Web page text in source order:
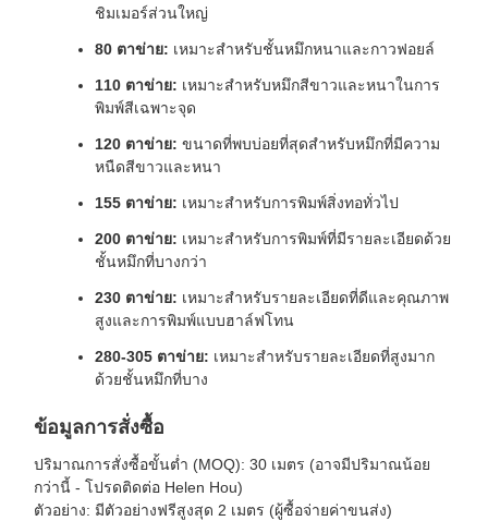
ชิมเมอร์ส่วนใหญ่
80 ตาข่าย: เหมาะสำหรับชั้นหมึกหนาและกาวฟอยล์
110 ตาข่าย: เหมาะสำหรับหมึกสีขาวและหนาในการ
พิมพ์สีเฉพาะจุด
120 ตาข่าย: ขนาดที่พบบ่อยที่สุดสำหรับหมึกที่มีความ
หนืดสีขาวและหนา
155 ตาข่าย: เหมาะสำหรับการพิมพ์สิ่งทอทั่วไป
200 ตาข่าย: เหมาะสำหรับการพิมพ์ที่มีรายละเอียดด้วย
ชั้นหมึกที่บางกว่า
230 ตาข่าย: เหมาะสำหรับรายละเอียดที่ดีและคุณภาพ
สูงและการพิมพ์แบบฮาล์ฟโทน
280-305 ตาข่าย: เหมาะสำหรับรายละเอียดที่สูงมาก
ด้วยชั้นหมึกที่บาง
ข้อมูลการสั่งซื้อ
ปริมาณการสั่งซื้อขั้นต่ำ (MOQ): 30 เมตร (อาจมีปริมาณน้อย
กว่านี้ - โปรดติดต่อ Helen Hou)
ตัวอย่าง: มีตัวอย่างฟรีสูงสุด 2 เมตร (ผู้ซื้อจ่ายค่าขนส่ง)